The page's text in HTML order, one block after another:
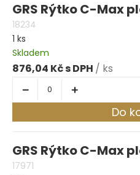
GRS Rýtko C-Max
18234
1 ks
Skladem
876,04 Kč / ks
Do
GRS Rýtko C-Max
17971